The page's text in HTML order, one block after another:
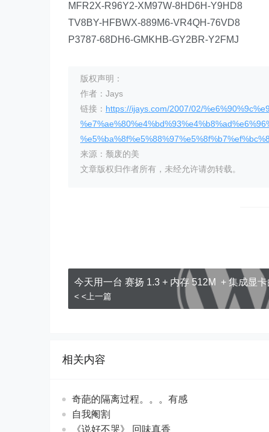
MFR2X-R96Y2-XM97W-8HD6H-Y9HD8
TV8BY-HFBWX-889M6-VR4QH-76VD8
P3787-68DH6-GMKHB-GY2BR-Y2FMJ
版权声明：
作者：Jays
链接： https://ijays.com/2007/02/
来源：颓废的美
文章版权归作者所有，未经允许请勿转载。
今天用一台 赛扬 1.3 + 内存 512M + 集成显
< <上一篇
相关内容
奇葩的隔离过程。。。有感
自我阉割
《说好不哭》 回味真香